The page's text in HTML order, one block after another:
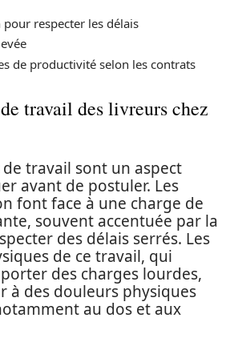
respecter les délais
de productivité selon les contrats
travail des livreurs chez
travail sont un aspect
avant de postuler. Les
font face à une charge de
souvent accentuée par la
des délais serrés. Les
de ce travail, qui
des charges lourdes,
à des douleurs physiques
au dos et aux